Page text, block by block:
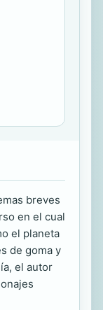
breves
en el cual
el planeta
de goma y
el autor